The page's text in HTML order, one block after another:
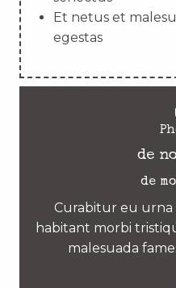
Et netus et
egestas
de
de
Curabitur eu
habitant morbi
malesuada